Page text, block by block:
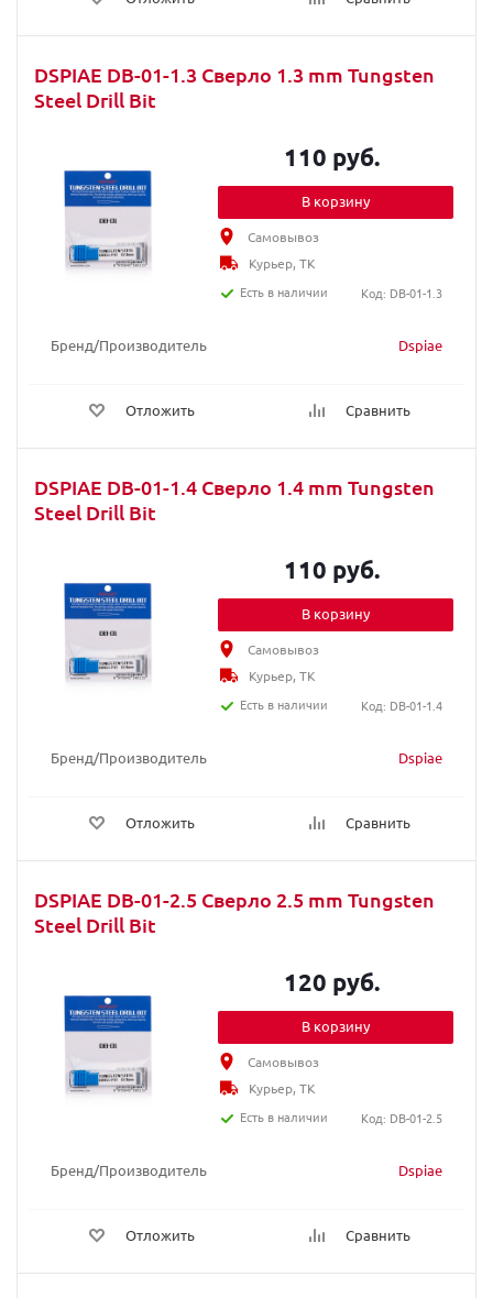
DSPIAE DB-01-1.3 Сверло 1.3 mm Tungsten
Steel Drill Bit
Бренд/Производитель Dspiae
Отложить Сравнить
110 руб.
В корзину
Самовывоз
Курьер, ТК
Есть в наличии
Код: DB-01-1.3
DSPIAE DB-01-1.4 Сверло 1.4 mm Tungsten
Steel Drill Bit
Бренд/Производитель Dspiae
Отложить Сравнить
110 руб.
В корзину
Самовывоз
Курьер, ТК
Есть в наличии
Код: DB-01-1.4
DSPIAE DB-01-2.5 Сверло 2.5 mm Tungsten
Steel Drill Bit
Бренд/Производитель Dspiae
Отложить Сравнить
120 руб.
В корзину
Самовывоз
Курьер, ТК
Есть в наличии
Код: DB-01-2.5